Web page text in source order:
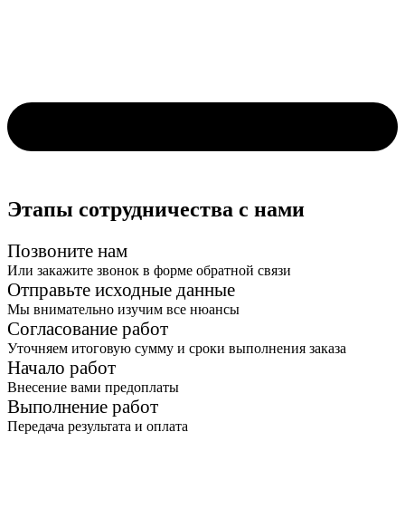
Этапы сотрудничества с нами
Позвоните нам
Или закажите звонок в форме обратной связи
Отправьте исходные данные
Мы внимательно изучим все нюансы
Согласование работ
Уточняем итоговую сумму и сроки выполнения заказа
Начало работ
Внесение вами предоплаты
Выполнение работ
Передача результата и оплата